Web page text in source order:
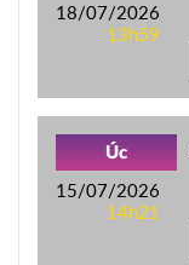
18/07/2026
13h59
Úc
15/07/2026
14h21